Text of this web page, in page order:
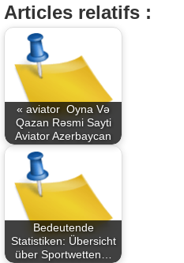
Articles relatifs :
« aviator ️ Oyna Və
Qazan Rəsmi Sayti
Aviator Azerbaycan
Bedeutende
Statistiken: Übersicht
über Sportwetten…